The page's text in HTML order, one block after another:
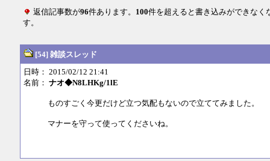
返信記事数が96件あります。 100件を超えると書き込みができなく
す。
[54] 雑談スレッド
日時： 2015/02/12 21:41
名前： ナオ◆N8LHKg/1lE
ものすごく今更だけど立つ気配もないので立ててみました。
マナーを守って使ってくださいね。